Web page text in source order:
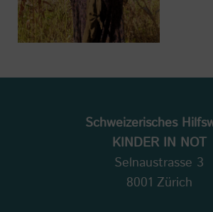
Schweizerisches
KINDER IN NOT
Selnaustrasse 3
8001 Zürich